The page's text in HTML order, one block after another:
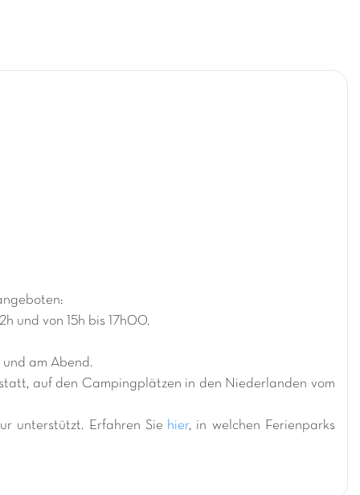
und von 15h bis 17h00.
am Abend.
auf den Campingplätzen in den Niederlanden vom
unterstützt. Erfahren Sie hier, in welchen Ferienparks